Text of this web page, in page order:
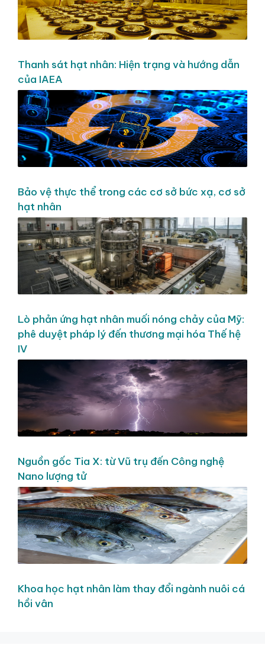
Thanh sát hạt nhân: Hiện trạng và hướng dẫn
của IAEA
Bảo vệ thực thể trong các cơ sở bức xạ, cơ sở
hạt nhân
Lò phản ứng hạt nhân muối nóng chảy của Mỹ:
phê duyệt pháp lý đến thương mại hóa Thế hệ
IV
Nguồn gốc Tia X: từ Vũ trụ đến Công nghệ
Nano lượng tử
Khoa học hạt nhân làm thay đổi ngành nuôi cá
hồi vân